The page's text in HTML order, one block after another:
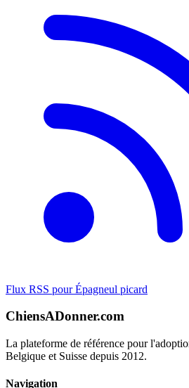
Flux RSS pour Épagneul picard
ChiensADonner.com
La plateforme de référence pour
Belgique et Suisse depuis 2012.
Navigation